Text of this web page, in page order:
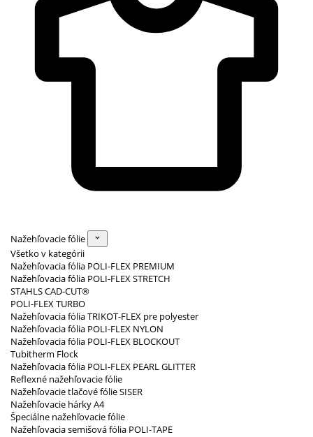
Nažehľovacie fólie
Všetko v kategórii
Nažehľovacia fólia POLI-FLEX PREMIUM
Nažehľovacia fólia POLI-FLEX STRETCH
STAHLS CAD-CUT®
POLI-FLEX TURBO
Nažehľovacia fólia TRIKOT-FLEX pre polyester
Nažehľovacia fólia POLI-FLEX NYLON
Nažehľovacia fólia POLI-FLEX BLOCKOUT
Tubitherm Flock
Nažehľovacia fólia POLI-FLEX PEARL GLITTER
Reflexné nažehľovacie fólie
Nažehľovacie tlačové fólie SISER
Nažehľovacie hárky A4
Špeciálne nažehľovacie fólie
Nažehľovacia semišová fólia POLI-TAPE